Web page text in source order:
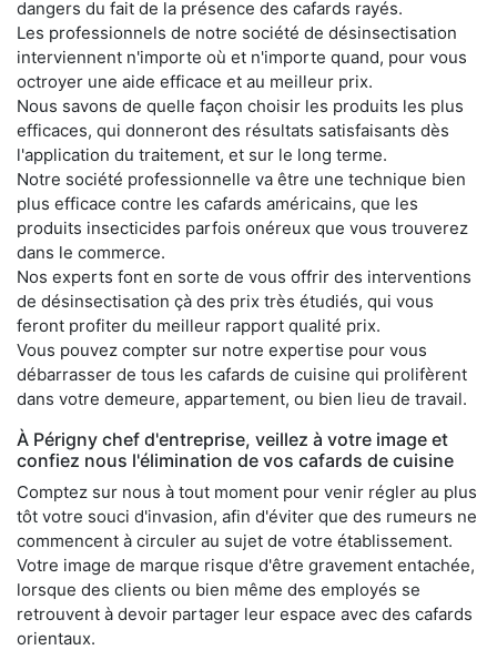
dangers du fait de la présence des cafards rayés.
Les professionnels de notre société de désinsectisation
interviennent n'importe où et n'importe quand, pour vous
octroyer une aide efficace et au meilleur prix.
Nous savons de quelle façon choisir les produits les plus
efficaces, qui donneront des résultats satisfaisants dès
l'application du traitement, et sur le long terme.
Notre société professionnelle va être une technique bien
plus efficace contre les cafards américains, que les
produits insecticides parfois onéreux que vous trouverez
dans le commerce.
Nos experts font en sorte de vous offrir des interventions
de désinsectisation çà des prix très étudiés, qui vous
feront profiter du meilleur rapport qualité prix.
Vous pouvez compter sur notre expertise pour vous
débarrasser de tous les cafards de cuisine qui prolifèrent
dans votre demeure, appartement, ou bien lieu de travail.
À Périgny chef d'entreprise, veillez à votre image et
confiez nous l'élimination de vos cafards de cuisine
Comptez sur nous à tout moment pour venir régler au plus
tôt votre souci d'invasion, afin d'éviter que des rumeurs ne
commencent à circuler au sujet de votre établissement.
Votre image de marque risque d'être gravement entachée,
lorsque des clients ou bien même des employés se
retrouvent à devoir partager leur espace avec des cafards
orientaux.